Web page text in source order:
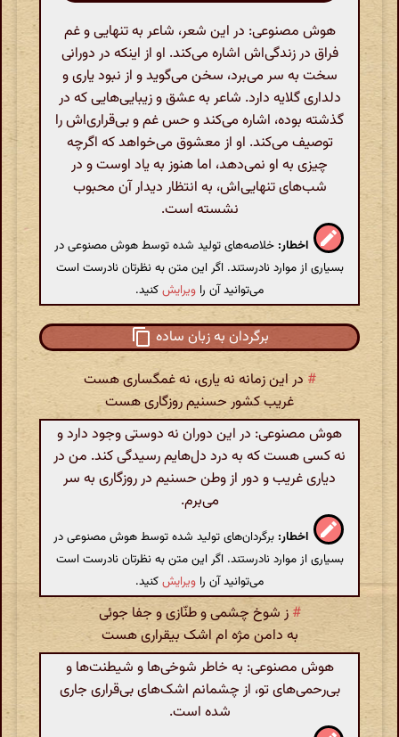
هوش مصنوعی: در این شعر، شاعر به تنهایی و غم
فراق در زندگی‌اش اشاره می‌کند. او از اینکه در دورانی
سخت به سر می‌برد، سخن می‌گوید و از نبود یاری و
دلداری گلایه دارد. شاعر به عشق و زیبایی‌هایی که در
گذشته بوده، اشاره می‌کند و حس غم و بی‌قراری‌اش را
توصیف می‌کند. او از معشوق می‌خواهد که اگرچه
چیزی به او نمی‌دهد، اما هنوز به یاد اوست و در
شب‌های تنهایی‌اش، به انتظار دیدار آن محبوب
نشسته است.
اخطار: خلاصه‌های تولید شده توسط هوش مصنوعی در
بسیاری از موارد نادرستند. اگر این متن به نظرتان نادرست است
می‌توانید آن را ویرایشکنید.
برگردان به زبان ساده
# در این زمانه نه یاری، نه غمگساری هست
غریب کشور حسنیم روزگاری هست
هوش مصنوعی: در این دوران نه دوستی وجود دارد و
نه کسی هست که به درد دل‌هایم رسیدگی کند. من در
دیاری غریب و دور از وطن حسنیم در روزگاری به سر
می‌برم.
اخطار: برگردان‌های تولید شده توسط هوش مصنوعی در
بسیاری از موارد نادرستند. اگر این متن به نظرتان نادرست است
می‌توانید آن را ویرایشکنید.
# ز شوخ چشمی و طنّازی و جفا جوئی
به دامن مژه ام اشک بیقراری هست
هوش مصنوعی: به خاطر شوخی‌ها و شیطنت‌ها و
بی‌رحمی‌های تو، از چشمانم اشک‌های بی‌قراری جاری
شده است.